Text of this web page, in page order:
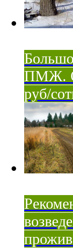
ПМЖ.
руб/